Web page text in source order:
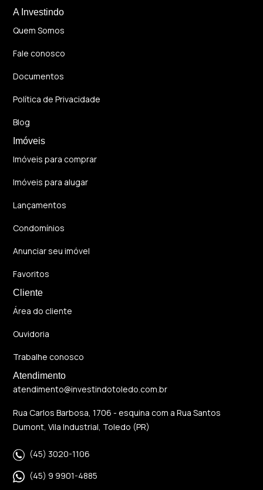
A Investindo
Quem Somos
Fale conosco
Documentos
Política de Privacidade
Blog
Imóveis
Imóveis para comprar
Imóveis para alugar
Lançamentos
Condomínios
Anunciar seu imóvel
Favoritos
Cliente
Área do cliente
Ouvidoria
Trabalhe conosco
Atendimento
atendimento@investindotoledo.com.br
Rua Carlos Barbosa, 1706 - esquina com a Rua Santos
Dumont, Vila Industrial, Toledo (PR)
(45) 3020-1106
(45) 9 9901-4885